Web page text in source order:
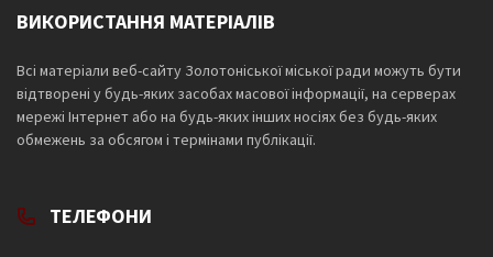
ВИКОРИСТАННЯ МАТЕРІАЛІВ
Всі матеріали веб-сайту Золотоніської міської ради можуть бути
відтворені у будь-яких засобах масової інформації, на серверах
мережі Інтернет або на будь-яких інших носіях без будь-яких
обмежень за обсягом і термінами публікації.
ТЕЛЕФОНИ